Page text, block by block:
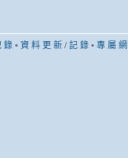
錄 • 資 料 更 新 / 記 錄 • 專 屬